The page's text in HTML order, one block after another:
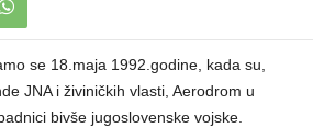
se 18.maja 1992.godine, kada su,
JNA i živiničkih vlasti, Aerodrom u
bivše jugoslovenske vojske.